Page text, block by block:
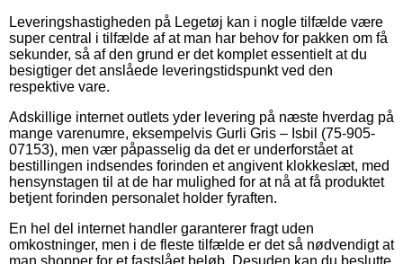
Leveringshastigheden på Legetøj kan i nogle tilfælde være
super central i tilfælde af at man har behov for pakken om få
sekunder, så af den grund er det komplet essentielt at du
besigtiger det anslåede leveringstidspunkt ved den
respektive vare.
Adskillige internet outlets yder levering på næste hverdag på
mange varenumre, eksempelvis Gurli Gris – Isbil (75-905-
07153), men vær påpasselig da det er underforstået at
bestillingen indsendes forinden et angivent klokkeslæt, med
hensynstagen til at de har mulighed for at nå at få produktet
betjent forinden personalet holder fyraften.
En hel del internet handler garanterer fragt uden
omkostninger, men i de fleste tilfælde er det så nødvendigt at
man shopper for et fastslået beløb. Desuden kan du beslutte